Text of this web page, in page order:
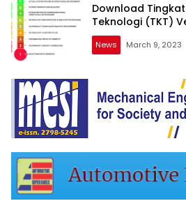
Download
Teknologi (TKT)
News March 9, 2023